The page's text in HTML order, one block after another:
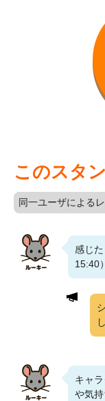
このスタ
同一ユーザによる
感じ
15:40）
キャ
や気